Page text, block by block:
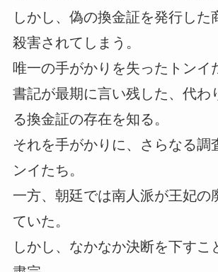
しかし、偽の換金証を発行した
殺害されてしまう。
唯一の手がかりを失ったトンイ
書記が最期に言い残した、代わ
る換金証の存在を知る。
それを手がかりに、さらなる調
ンイたち。
一方、朝廷では南人派が王妃の
ていた。
しかし、なかなか決断を下すこ